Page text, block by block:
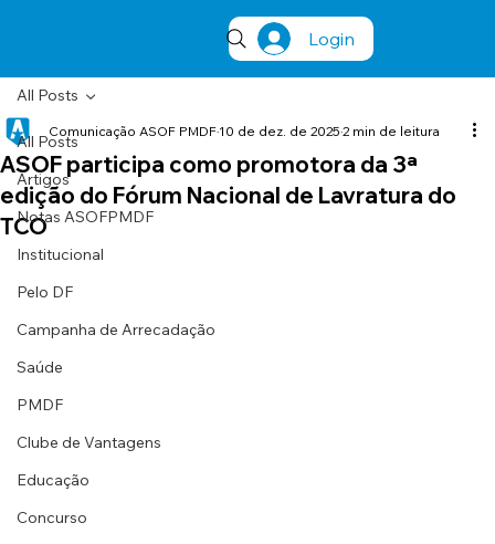
Login
All Posts
Artigos
Notas ASOFPMDF
Institucional
Pelo DF
Campanha de Arrecadação
Saúde
PMDF
Clube de Vantagens
Educação
Concurso
All Posts
ASOF participa como promotora da 3ª
edição do Fórum Nacional de Lavratura do
TCO
Comunicação ASOF PMDF 10 de dez. de 2025 2 min de leitura